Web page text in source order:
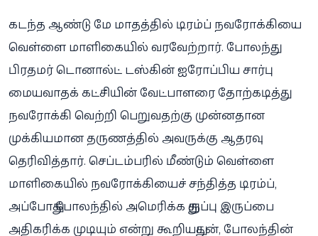
கடந்த ஆண்டு மே மாதத்தில் டிரம்ப் நவரோக்கியை
வெள்ளை மாளிகையில் வரவேற்றார். போலந்து
பிரதமர் டொனால்ட் டஸ்கின் ஐரோப்பிய சார்பு
மையவாதக் கட்சியின் வேட்பாளரை தோற்கடித்து
நவரோக்கி வெற்றி பெறுவதற்கு முன்னதான
முக்கியமான தருணத்தில் அவருக்கு ஆதரவு
தெரிவித்தார். செப்டம்பரில் மீண்டும் வெள்ளை
மாளிகையில் நவரோக்கியைச் சந்தித்த டிரம்ப்,
அப்போது போலந்தில் அமெரிக்க துருப்பு இருப்பை
அதிகரிக்க முடியும் என்று கூறியதுடன், போலந்தின்